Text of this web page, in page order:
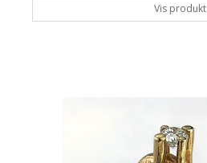
Vis produkt